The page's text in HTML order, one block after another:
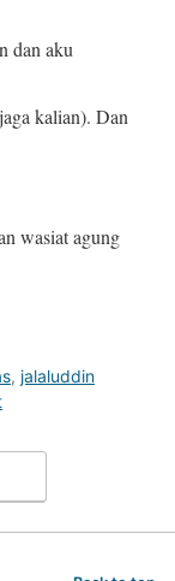
dan aku
kalian). Dan
wasiat agung
, jalaluddin